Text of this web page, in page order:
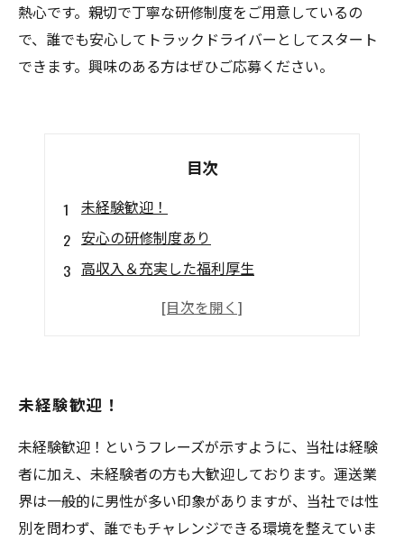
熱心です。親切で丁寧な研修制度をご用意しているの
で、誰でも安心してトラックドライバーとしてスタート
できます。興味のある方はぜひご応募ください。
目次
未経験歓迎！
安心の研修制度あり
高収入＆充実した福利厚生
大手物流企業で働こう
未経験歓迎！
未経験歓迎！というフレーズが示すように、当社は経験
者に加え、未経験者の方も大歓迎しております。運送業
界は一般的に男性が多い印象がありますが、当社では性
別を問わず、誰でもチャレンジできる環境を整えていま